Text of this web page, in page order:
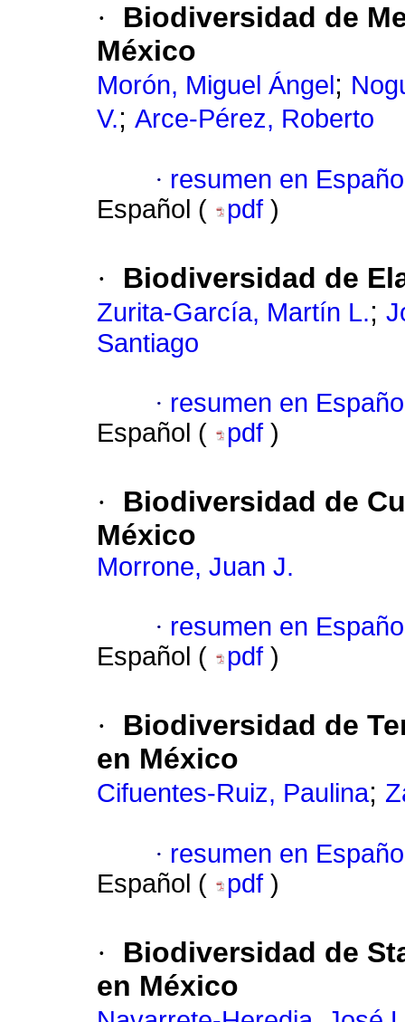
·
Biodiversidad de
México
Morón, Miguel Ángel ;
V.; Arce-Pérez, Roberto
· resumen en
Español (
pdf )
· Biodiversidad de
Zurita-García, Martín L.;
Santiago
· resumen en
Español (
pdf )
·
Biodiversidad de
México
Morrone, Juan J.
· resumen en
Español (
pdf )
·
Biodiversidad de
en México
Cifuentes-Ruiz, Paulina;
· resumen en
Español (
pdf )
·
Biodiversidad de
en México